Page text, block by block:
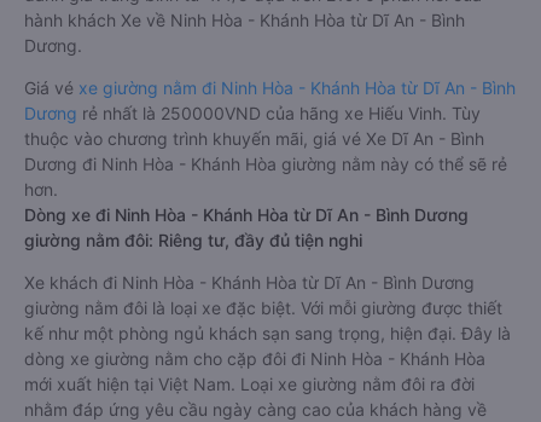
hành khách Xe về Ninh Hòa - Khánh Hòa từ Dĩ An - Bình
Dương.
Giá vé xe giường nằm đi Ninh Hòa - Khánh Hòa từ Dĩ An - Bình
Dương rẻ nhất là 250000VND của hãng xe Hiếu Vinh. Tùy
thuộc vào chương trình khuyến mãi, giá vé Xe Dĩ An - Bình
Dương đi Ninh Hòa - Khánh Hòa giường nằm này có thể sẽ rẻ
hơn.
Dòng xe đi Ninh Hòa - Khánh Hòa từ Dĩ An - Bình Dương
giường nằm đôi: Riêng tư, đầy đủ tiện nghi
Xe khách đi Ninh Hòa - Khánh Hòa từ Dĩ An - Bình Dương
giường nằm đôi là loại xe đặc biệt. Với mỗi giường được thiết
kế như một phòng ngủ khách sạn sang trọng, hiện đại. Đây là
dòng xe giường nằm cho cặp đôi đi Ninh Hòa - Khánh Hòa
mới xuất hiện tại Việt Nam. Loại xe giường nằm đôi ra đời
nhằm đáp ứng yêu cầu ngày càng cao của khách hàng về